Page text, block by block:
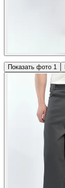
Показать фото 1